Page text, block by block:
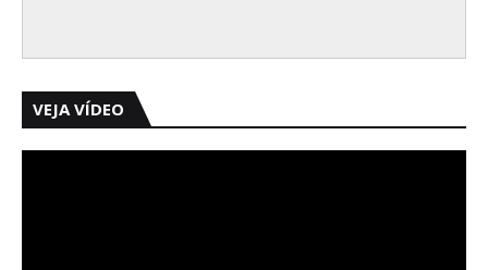
VEJA VÍDEO